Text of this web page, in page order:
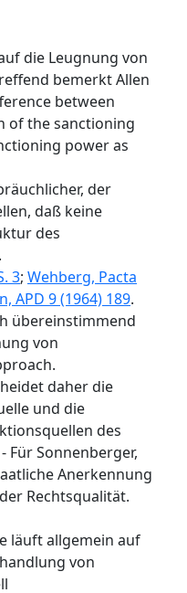
die Leugnung von
bemerkt Allen
between
of the sanctioning
power as
der
daß keine
des
3; Wehberg, Pacta
APD 9 (1964) 189.
übereinstimmend
von
daher die
und die
des
Für Sonnenberger,
Anerkennung
Rechtsqualität.
läuft allgemein auf
von